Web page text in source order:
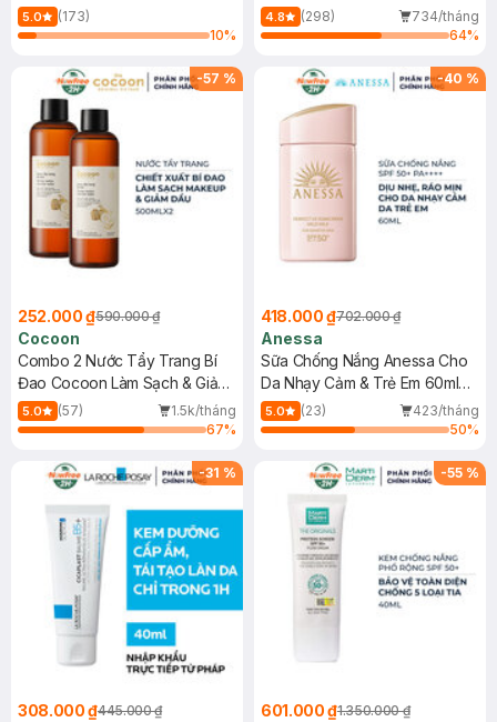
150ml
5.0
(173)
10%
4.8 (298)
734/tháng
64%
-57 %
252.000 ₫590.000 ₫
Cocoon
Combo 2 Nước Tẩy Trang Bí
Đao Cocoon Làm Sạch & Giảm
Dầu 500ml
5.0 (57)
1.5k/tháng
67%
-40 %
418.000 ₫702.000 ₫
Anessa
Sữa Chống Nắng Anessa Cho
Da Nhạy Cảm & Trẻ Em 60ml
(Mới)
5.0 (23)
423/tháng
50%
-31 %
308.000 ₫445.000 ₫
-55 %
601.000 ₫1.350.000 ₫